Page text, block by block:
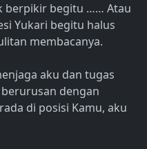
berpikir begitu …… Atau
Yukari begitu halus
membacanya.
aku dan tugas
dengan
di posisi Kamu, aku